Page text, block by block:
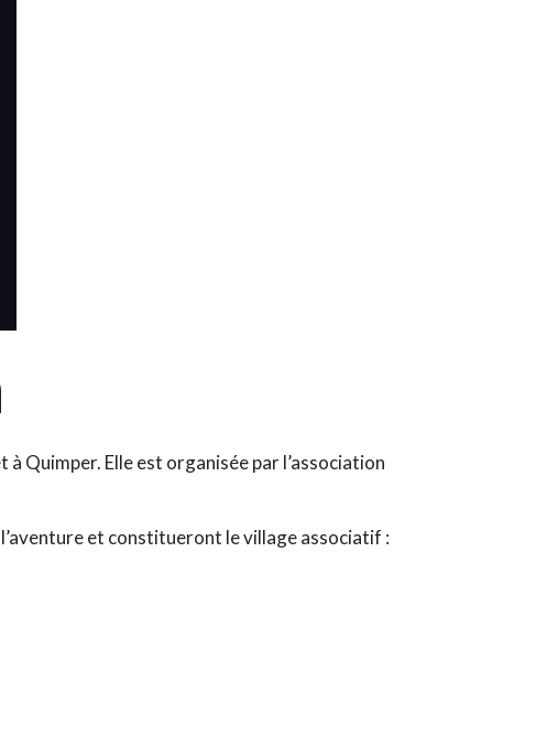
Quimper. Elle est organisée par l’association
et constitueront le village associatif :